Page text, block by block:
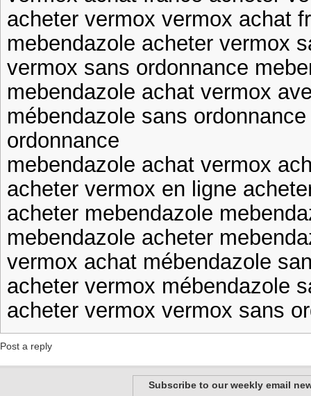
acheter vermox vermox achat
mebendazole acheter vermox
vermox sans ordonnance
mebendazole achat vermox
mébendazole sans
ordonnance
mebendazole achat vermox
acheter vermox en ligne
acheter mebendazole
mebendazole acheter
vermox achat mébendazole
acheter vermox mébendazole
acheter vermox vermox sans
Post a reply
Subscribe to our weekly email